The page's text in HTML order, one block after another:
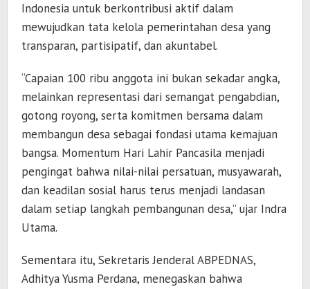
Indonesia untuk berkontribusi aktif dalam
mewujudkan tata kelola pemerintahan desa yang
transparan, partisipatif, dan akuntabel.
“Capaian 100 ribu anggota ini bukan sekadar angka,
melainkan representasi dari semangat pengabdian,
gotong royong, serta komitmen bersama dalam
membangun desa sebagai fondasi utama kemajuan
bangsa. Momentum Hari Lahir Pancasila menjadi
pengingat bahwa nilai-nilai persatuan, musyawarah,
dan keadilan sosial harus terus menjadi landasan
dalam setiap langkah pembangunan desa,” ujar Indra
Utama.
Sementara itu, Sekretaris Jenderal ABPEDNAS,
Adhitya Yusma Perdana, menegaskan bahwa